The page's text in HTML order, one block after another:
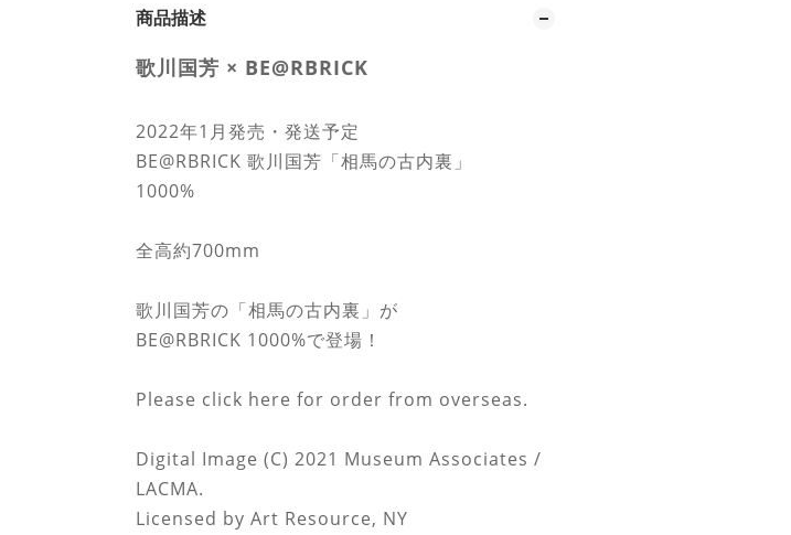
商品描述
歌川国芳 × BE@RBRICK
2022年1月発売・発送予定
BE@RBRICK 歌川国芳「相馬の古内裏」
1000%
全高約700mm
歌川国芳の「相馬の古内裏」が
BE@RBRICK 1000%で登場！
Please click here for order from overseas.
Digital Image (C) 2021 Museum Associates /
LACMA.
Licensed by Art Resource, NY